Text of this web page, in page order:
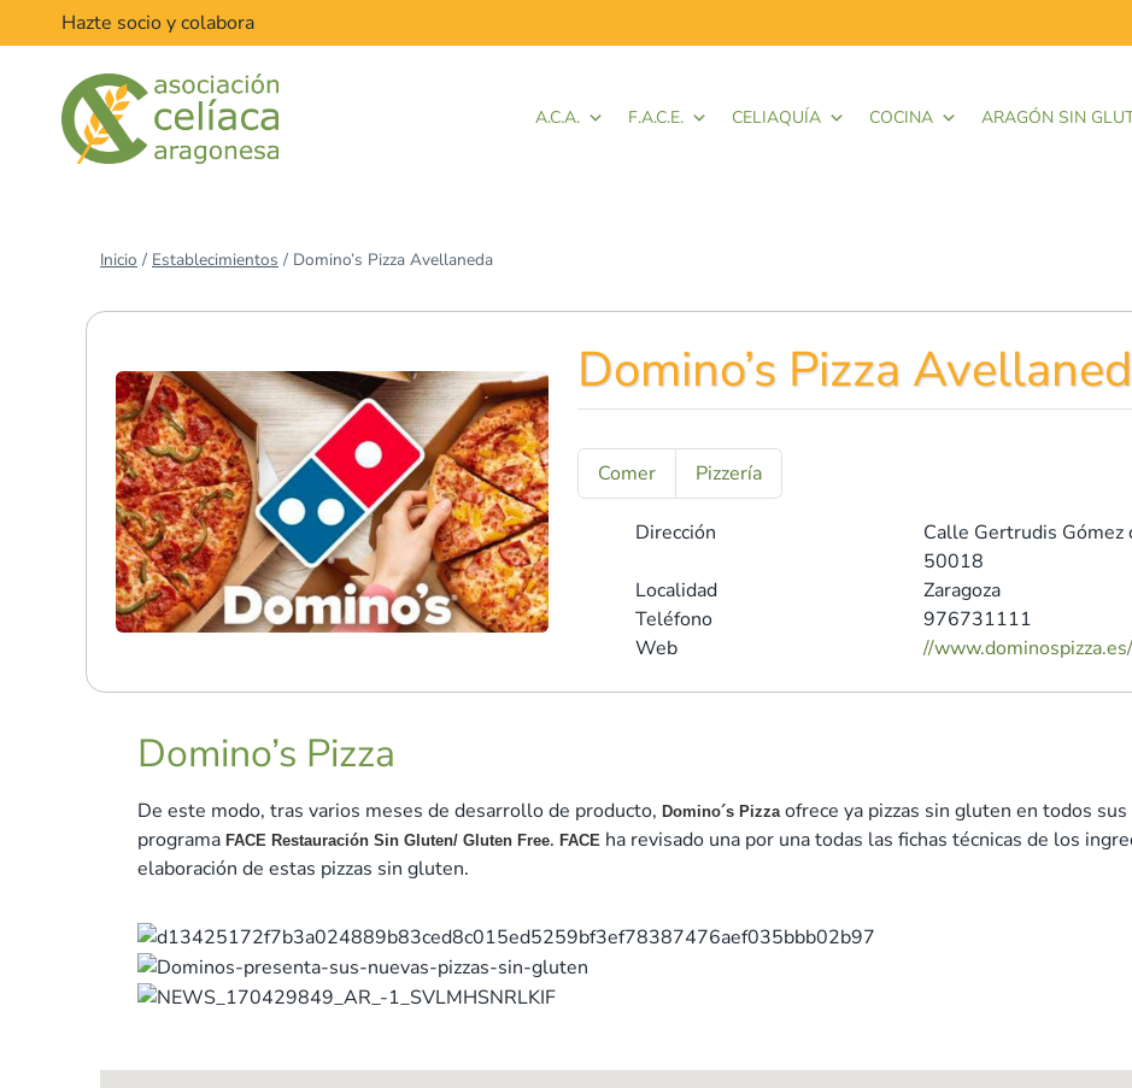
al
Hazte socio y colabora
A.C.A. F.A.C.E. CELIAQUÍA COCINA ARAGÓN SIN
Inicio / Establecimientos / Domino’s Pizza Avellaneda
Domino’s Pizza
Comer Pizzería
Dirección Calle Gertrudis Gómez
50018
Localidad
Zaragoza
Teléfono
976731111
Web
//
Domino’s Pizza
De este modo, tras varios meses de desarrollo de producto, Domino´s Pizzaofrece ya pizzas sin gluten en todos
programa FACE Restauración Sin Gluten/ Gluten Free. FACE ha revisado una por una todas las fichas técnicas de los
elaboración de estas pizzas sin gluten.